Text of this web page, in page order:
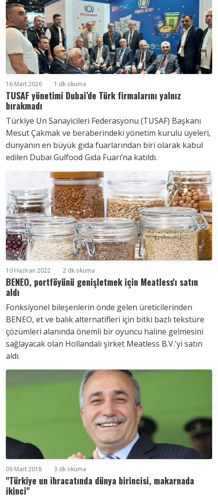
16 Mart 2026 1 dk okuma
TUSAF yönetimi Dubai’de Türk firmalarını yalnız
bırakmadı
Türkiye Un Sanayicileri Federasyonu (TUSAF) Başkanı
Mesut Çakmak ve beraberindeki yönetim kurulu üyeleri,
dünyanın en büyük gıda fuarlarından biri olarak kabul
edilen Dubai Gulfood Gıda Fuarı’na katıldı.
10 Haziran 2022 2 dk okuma
BENEO, portföyünü genişletmek için Meatless'ı satın
aldı
Fonksiyonel bileşenlerin önde gelen üreticilerinden
BENEO, et ve balık alternatifleri için bitki bazlı tekstüre
çözümleri alanında önemli bir oyuncu haline gelmesini
sağlayacak olan Hollandalı şirket Meatless B.V.'yi satın
aldı.
09 Mart 2018 3 dk okuma
"Türkiye un ihracatında dünya birincisi, makarnada
ikinci"